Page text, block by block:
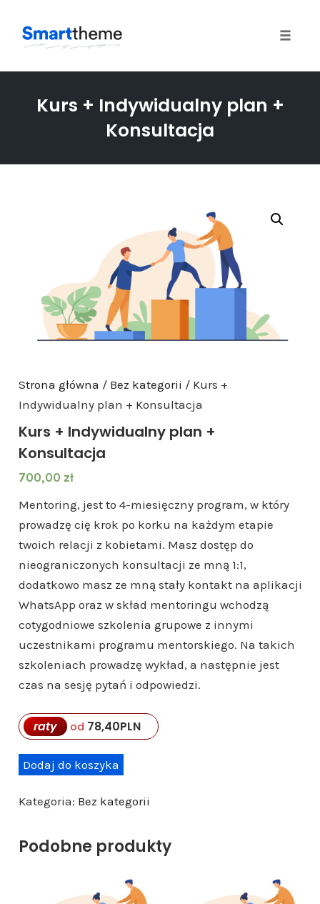
contentKurs + Indywidualny plan +
Konsultacja
Strona główna / Bez kategorii / Kurs +
Indywidualny plan + Konsultacja
Kurs + Indywidualny plan +
Konsultacja
700,00 zł
Mentoring, jest to 4-miesięczny program, w który
prowadzę cię krok po korku na każdym etapie
twoich relacji z kobietami. Masz dostęp do
nieograniczonych konsultacji ze mną 1:1,
dodatkowo masz ze mną stały kontakt na aplikacji
WhatsApp oraz w skład mentoringu wchodzą
cotygodniowe szkolenia grupowe z innymi
uczestnikami programu mentorskiego. Na takich
szkoleniach prowadzę wykład, a następnie jest
czas na sesję pytań i odpowiedzi.
raty od 78,40PLN
o
ć
Dodaj do koszyka
Kategoria: Bez kategorii
Podobne produkty